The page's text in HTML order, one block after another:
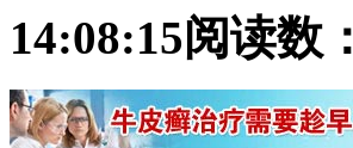
14:08:15阅读数：